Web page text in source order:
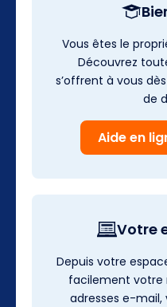
Vous êtes le
Découvrez
s’offrent à vous
de
Aide en
Votre
Depuis votre
facilement votre
adresses e-